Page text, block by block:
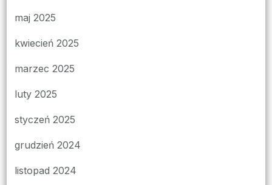
maj 2025
kwiecień 2025
marzec 2025
luty 2025
styczeń 2025
grudzień 2024
listopad 2024